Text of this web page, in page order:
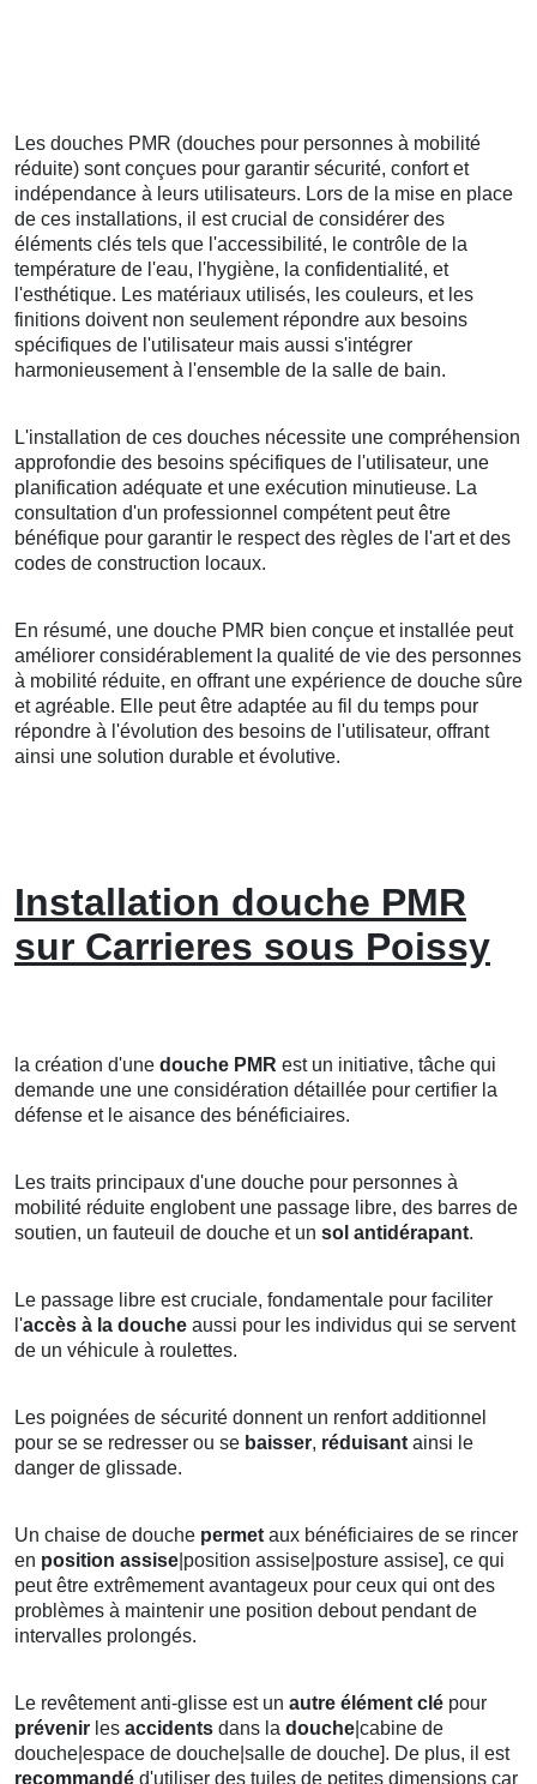
Les douches PMR (douches pour personnes à mobilité
réduite) sont conçues pour garantir sécurité, confort et
indépendance à leurs utilisateurs. Lors de la mise en place
de ces installations, il est crucial de considérer des
éléments clés tels que l'accessibilité, le contrôle de la
température de l'eau, l'hygiène, la confidentialité, et
l'esthétique. Les matériaux utilisés, les couleurs, et les
finitions doivent non seulement répondre aux besoins
spécifiques de l'utilisateur mais aussi s'intégrer
harmonieusement à l'ensemble de la salle de bain.
L'installation de ces douches nécessite une compréhension
approfondie des besoins spécifiques de l'utilisateur, une
planification adéquate et une exécution minutieuse. La
consultation d'un professionnel compétent peut être
bénéfique pour garantir le respect des règles de l'art et des
codes de construction locaux.
En résumé, une douche PMR bien conçue et installée peut
améliorer considérablement la qualité de vie des personnes
à mobilité réduite, en offrant une expérience de douche sûre
et agréable. Elle peut être adaptée au fil du temps pour
répondre à l'évolution des besoins de l'utilisateur, offrant
ainsi une solution durable et évolutive.
Installation douche PMR
sur Carrieres sous Poissy
la création d'une douche PMR est un initiative, tâche qui
demande une une considération détaillée pour certifier la
défense et le aisance des bénéficiaires.
Les traits principaux d'une douche pour personnes à
mobilité réduite englobent une passage libre, des barres de
soutien, un fauteuil de douche et un sol antidérapant.
Le passage libre est cruciale, fondamentale pour faciliter
l'accès à la douche aussi pour les individus qui se servent
de un véhicule à roulettes.
Les poignées de sécurité donnent un renfort additionnel
pour se se redresser ou se baisser, réduisant ainsi le
danger de glissade.
Un chaise de douche permet aux bénéficiaires de se rincer
en position assise |position assise|posture assise], ce qui
peut être extrêmement avantageux pour ceux qui ont des
problèmes à maintenir une position debout pendant de
intervalles prolongés.
Le revêtement anti-glisse est un autre élément clé pour
prévenir les accidents dans la douche |cabine de
douche|espace de douche|salle de douche]. De plus, il est
recommandé d'utiliser des tuiles de petites dimensions car